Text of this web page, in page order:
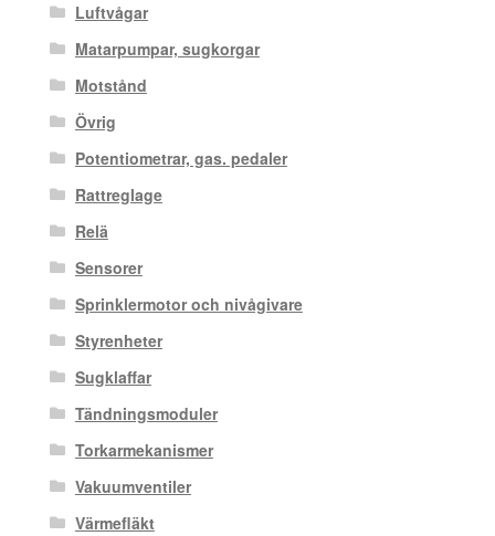
Luftvågar
Matarpumpar, sugkorgar
Motstånd
Övrig
Potentiometrar, gas. pedaler
Rattreglage
Relä
Sensorer
Sprinklermotor och nivågivare
Styrenheter
Sugklaffar
Tändningsmoduler
Torkarmekanismer
Vakuumventiler
Värmefläkt